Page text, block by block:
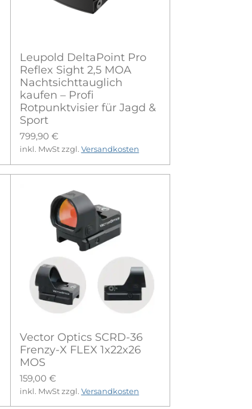
Leupold DeltaPoint Pro
Reflex Sight 2,5 MOA
Nachtsichttauglich
kaufen – Profi
Rotpunktvisier für Jagd &
Sport
799,90 €
inkl. MwSt zzgl. Versandkosten
Vector Optics SCRD-36
Frenzy-X FLEX 1x22x26
MOS
159,00 €
inkl. MwSt zzgl. Versandkosten